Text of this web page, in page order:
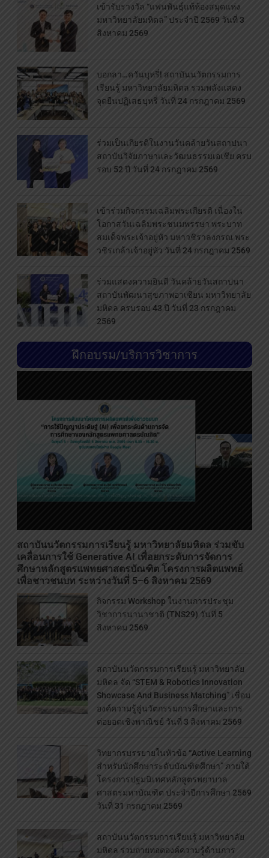
เข้ารับรางวัล “แฟนพันธุ์แท้ห้องสมุดแห่ง
มหาวิทยาลัยมหิดล” ประจำปี 2569 วันที่ 3
สิงหาคม 2569
บอกลา…ควันบุหรี่! สถาบันนวัตกรรมการ
เรียนรู้ มหาวิทยาลัยมหิดล รวมพลังแสดง
จุดยืนปฏิเสธบุหรี่ วันที่ 24 กรกฎาคม 2569
ร่วมเป็นเกียรติในงานวันคล้ายวันสถาปนา
สถาบันวิจัยภาษาและวัฒนธรรมเอเชีย ครบ
รอบ 52 ปี วันที่ 24 กรกฎาคม 2569
เข้าร่วมกิจกรรมเฉลิมพระเกียรติ เนื่องใน
โอกาสวันเฉลิมพระชนมพรรษา พระบาท
สมเด็จพระเจ้าอยู่หัว มหาวชิราลงกรณ พระ
วชิรเกล้าเจ้าอยู่หัว วันที่ 24 กรกฎาคม 2569
ร่วมแสดงความยินดี วันคล้ายวันสถาปนา
สถาบันพัฒนาสุขภาพอาเซียน มหาวิทยาลัย
มหิดล ครบรอบ 43 ปี วันที่ 23 กรกฎาคม
2569
ฝึกอบรม/บริการวิชาการ
สถาบันนวัตกรรมการเรียนรู้ มหาวิทยาลัยมหิดล ร่วมขับ
เคลื่อนการใช้ Generative AI เพื่อยกระดับการจัดการ
ศึกษาหลักสูตรแพทยศาสตรบัณฑิต โครงการผลิตแพทย์
เพื่อชาวชนบท ระหว่างวันที่ 5–6 สิงหาคม 2569
กิจกรรม Workshop ในงานการประชุม
วิชาการนานาชาติ (TNS29) วันที่ 5
สิงหาคม 2569
สถาบันนวัตกรรมการเรียนรู้ มหาวิทยาลัย
มหิดล จัด “STEM & Robotics Innovation
Showcase And Business Matching” เชื่อม
องค์ความรู้สู่นวัตกรรมการศึกษาและการ
ต่อยอดเชิงพาณิชย์ วันที่ 3 สิงหาคม 2569
วิทยากรบรรยายในหัวข้อ “Active Learning
สำหรับนักศึกษาระดับบัณฑิตศึกษา” ภายใต้
โครงการปฐมนิเทศหลักสูตรพยาบาล
ศาสตรมหาบัณฑิต ประจำปีการศึกษา 2569
วันที่ 31 กรกฎาคม 2569
สถาบันนวัตกรรมการเรียนรู้ มหาวิทยาลัย
มหิดล ร่วมถ่ายทอดองค์ความรู้ด้านการ